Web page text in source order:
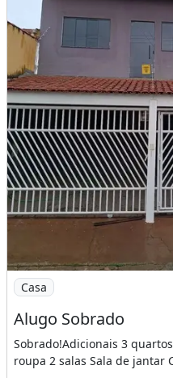
Imagem: Alugo Sobrado
Casa
Alugo Sobrado
Sobrado!Adicionais 3
roupa 2 salas Sala de jantar